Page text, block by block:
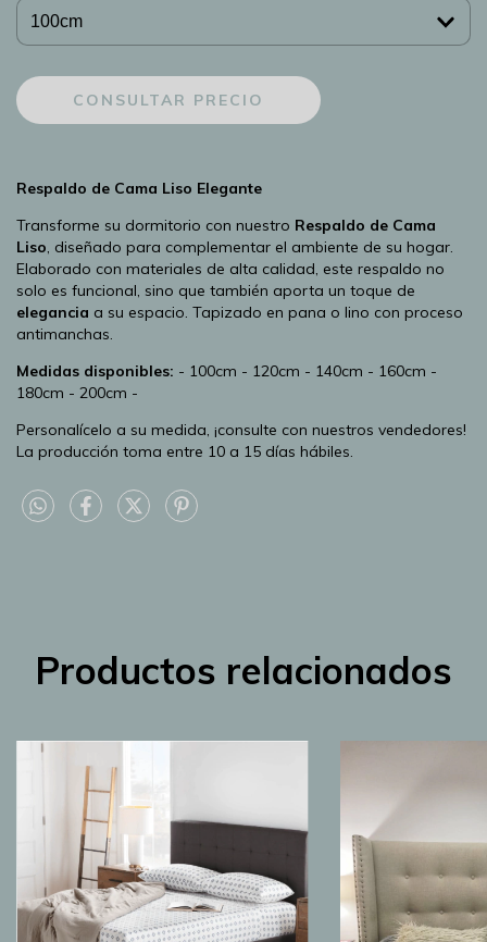
Respaldo de Cama Liso Elegante
Transforme su dormitorio con nuestro Respaldo de Cama
Liso , diseñado para complementar el ambiente de su hogar.
Elaborado con materiales de alta calidad, este respaldo no
solo es funcional, sino que también aporta un toque de
elegancia a su espacio. Tapizado en pana o lino con proceso
antimanchas.
Medidas disponibles: - 100cm - 120cm - 140cm - 160cm -
180cm - 200cm -
Personalícelo a su medida, ¡consulte con nuestros vendedores!
La producción toma entre 10 a 15 días hábiles.
Productos relacionados